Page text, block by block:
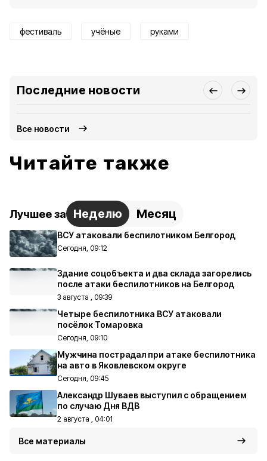
фестиваль учёные руками
Последние новости
Все новости
Читайте также
Лучшее за Неделю Месяц
ВСУ атаковали беспилотником Белгород
Сегодня, 09:12
Здание соцобъекта и два склада загорелись
после атаки беспилотников на Белгород
3 августа , 09:39
Четыре беспилотника ВСУ атаковали
посёлок Томаровка
Сегодня, 09:10
Мужчина пострадал при атаке беспилотника
на авто в Яковлевском округе
Сегодня, 09:45
Александр Шуваев выступил с обращением
по случаю Дня ВДВ
2 августа , 04:01
Все материалы